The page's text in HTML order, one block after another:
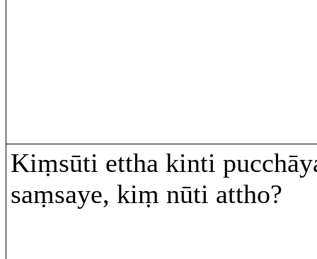
Kiṃsūti ettha kinti
saṃsaye, kiṃ nūti attho?